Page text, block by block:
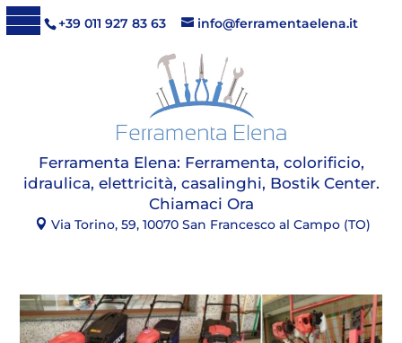
+39 011 927 83 63 info@ferramentaelena.it
Ferramenta Elena: Ferramenta, colorificio,
idraulica, elettricità, casalinghi, Bostik Center.
Chiamaci Ora
Via Torino, 59, 10070 San Francesco al Campo (TO)